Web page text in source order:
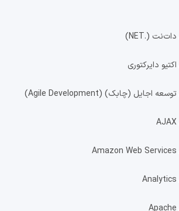
دات‌نت (.NET)
اکتیو دایرکتوری
توسعه اجایل (چابک) (Agile Development)
AJAX
Amazon Web Services
Analytics
Apache